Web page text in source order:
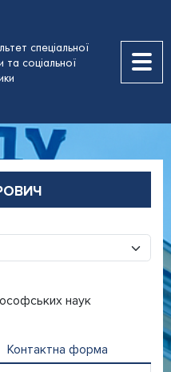
спеціальної
та соціальної
наук
Контактна форма